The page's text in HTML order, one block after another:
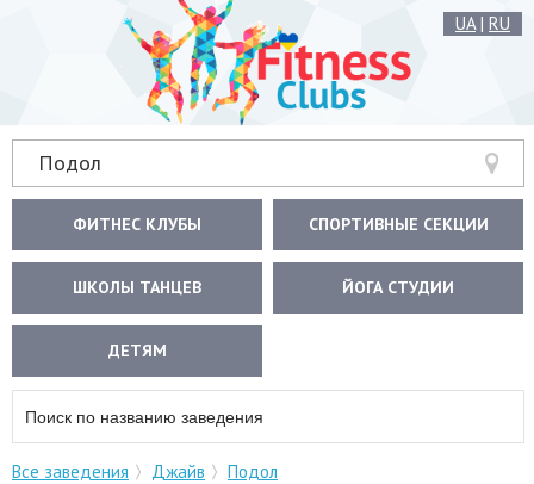
UA| RU
Подол
ФИТНЕС КЛУБЫ СПОРТИВНЫЕ СЕКЦИИ
ШКОЛЫ ТАНЦЕВ ЙОГА СТУДИИ
ДЕТЯМ
Все заведения Джайв Подол